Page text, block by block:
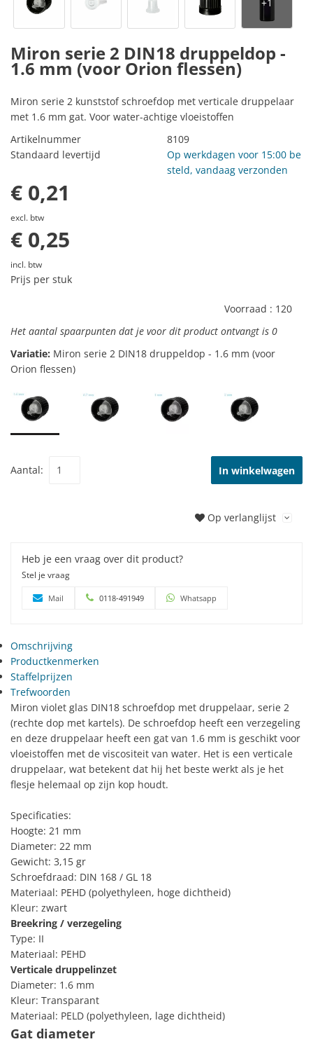
Miron serie 2 DIN18 druppeldop -
1.6 mm (voor Orion flessen)
Miron serie 2 kunststof schroefdop met verticale druppelaar
met 1.6 mm gat. Voor water-achtige vloeistoffen
Artikelnummer
8109
Standaard levertijd
Op werkdagen voor 15:00 be
steld, vandaag verzonden
€ 0,21
excl. btw
€ 0,25
incl. btw
Prijs per stuk
Voorraad : 120
Het aantal spaarpunten dat je voor dit product ontvangt is 0
Variatie: Miron serie 2 DIN18 druppeldop - 1.6 mm (voor
Orion flessen)
Aantal: In winkelwagen
Op verlanglijst
Heb je een vraag over dit product?
Stel je vraag
Mail 0118-491949 Whatsapp
Omschrijving
Productkenmerken
Staffelprijzen
Trefwoorden
Miron violet glas DIN18 schroefdop met druppelaar, serie 2
(rechte dop met kartels). De schroefdop heeft een verzegeling
en deze druppelaar heeft een gat van 1.6 mm is geschikt voor
vloeistoffen met de viscositeit van water. Het is een verticale
druppelaar, wat betekent dat hij het beste werkt als je het
flesje helemaal op zijn kop houdt.
Specificaties:
Hoogte: 21 mm
Diameter: 22 mm
Gewicht: 3,15 gr
Schroefdraad: DIN 168 / GL 18
Materiaal: PEHD (polyethyleen, hoge dichtheid)
Kleur: zwart
Breekring / verzegeling
Type: II
Materiaal: PEHD
Verticale druppelinzet
Diameter: 1.6 mm
Kleur: Transparant
Materiaal: PELD (polyethyleen, lage dichtheid)
Gat diameter